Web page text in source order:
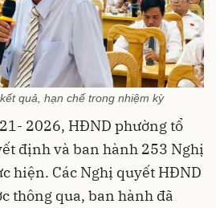
quả, hạn chế trong nhiệm kỳ
2026, HĐND phường tổ
định và ban hành 253 Nghị
hiện. Các Nghị quyết HĐND
thông qua, ban hành đã